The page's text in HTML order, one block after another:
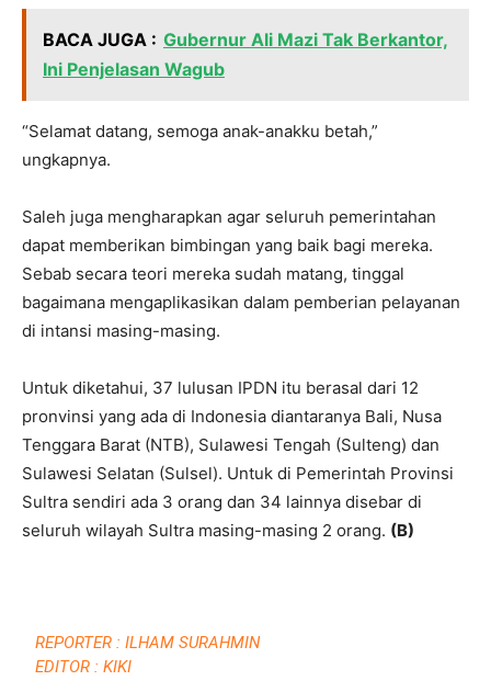
BACA JUGA : Gubernur Ali Mazi Tak Berkantor,
Ini Penjelasan Wagub
“Selamat datang, semoga anak-anakku betah,”
ungkapnya.
Saleh juga mengharapkan agar seluruh pemerintahan
dapat memberikan bimbingan yang baik bagi mereka.
Sebab secara teori mereka sudah matang, tinggal
bagaimana mengaplikasikan dalam pemberian pelayanan
di intansi masing-masing.
Untuk diketahui, 37 lulusan IPDN itu berasal dari 12
pronvinsi yang ada di Indonesia diantaranya Bali, Nusa
Tenggara Barat (NTB), Sulawesi Tengah (Sulteng) dan
Sulawesi Selatan (Sulsel). Untuk di Pemerintah Provinsi
Sultra sendiri ada 3 orang dan 34 lainnya disebar di
seluruh wilayah Sultra masing-masing 2 orang. (B)
REPORTER : ILHAM SURAHMIN
EDITOR : KIKI